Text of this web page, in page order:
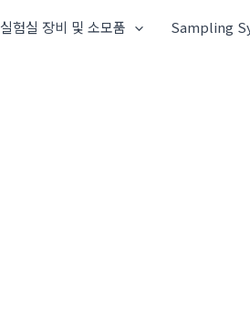
실험실 장비 및 소모품 Sampling